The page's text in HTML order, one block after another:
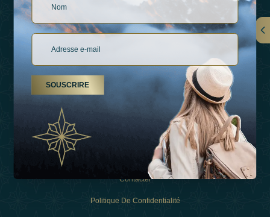
LIENS
À Propos De Nous
Types De Vacances
Contacter
Politique De Confidentialité
SOUSCRIRE